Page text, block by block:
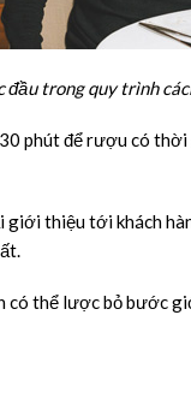
đầu trong quy trình
phút để rượu có
thiệu tới khách
thể lược bỏ bước